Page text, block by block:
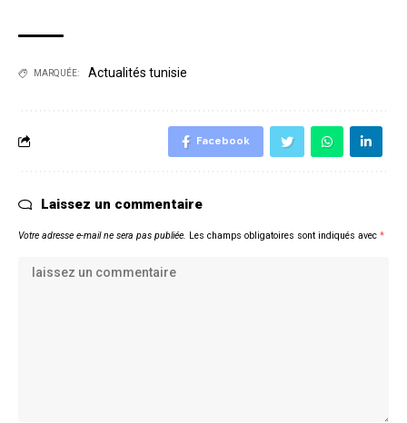
MARQUÉE: Actualités tunisie
Facebook
Laissez un commentaire
Votre adresse e-mail ne sera pas publiée. Les champs obligatoires sont indiqués avec *